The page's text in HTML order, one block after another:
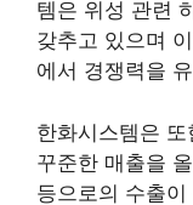
템은 위성 관련
갖추고 있으며
에서 경쟁력을
한화시스템은
꾸준한 매출을
등으로의 수출